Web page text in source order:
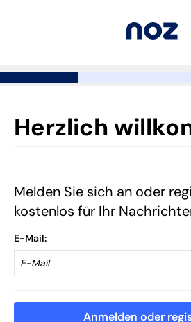
Herzlich
Melden Sie sich an oder
kostenlos für Ihr
E-Mail
Anmelden oder